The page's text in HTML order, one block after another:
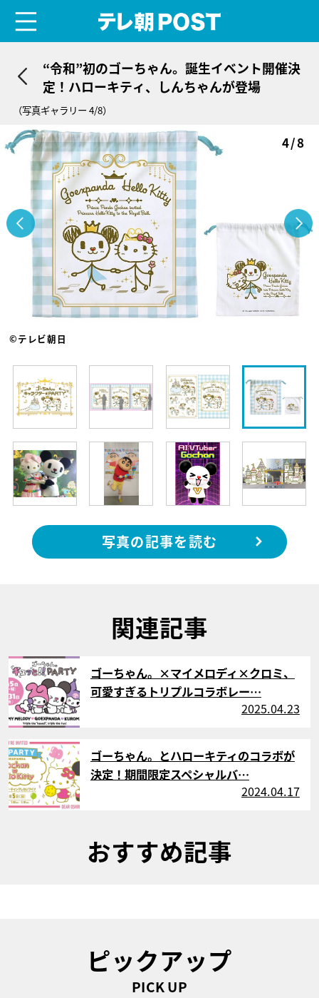
“令和”初のゴーちゃん。誕生イベント開催決
定！ハローキティ、しんちゃんが登場
（写真ギャラリー 4/8）
4/8
©テレビ朝日
写真の記事を読む
関連記事
サムネイル
ゴーちゃん。×マイメロディ×クロミ、
可愛すぎるトリプルコラボレー…
2025.04.23
サムネイル
ゴーちゃん。とハローキティのコラボが
決定！期間限定スペシャルバ…
2024.04.17
おすすめ記事
ピックアップ
PICK UP